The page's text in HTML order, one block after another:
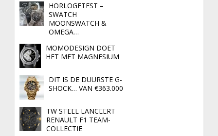
HORLOGETEST –
SWATCH
MOONSWATCH &
OMEGA…
MOMODESIGN DOET
HET MET MAGNESIUM
DIT IS DE DUURSTE G-
SHOCK… VAN €363.000
TW STEEL LANCEERT
RENAULT F1 TEAM-
COLLECTIE